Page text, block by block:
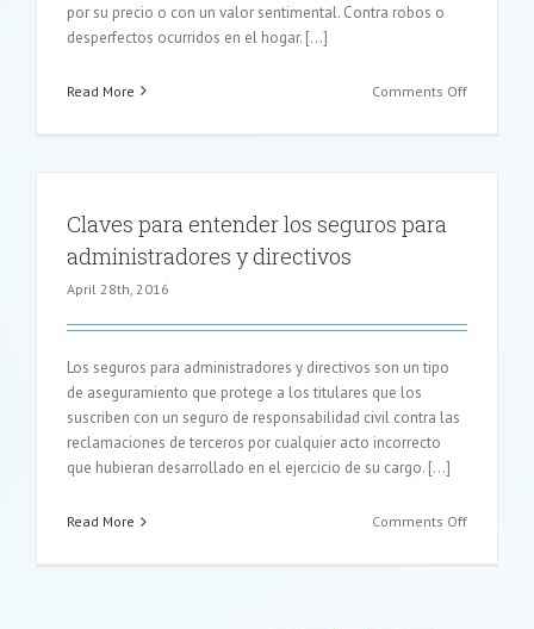
por su precio o con un valor sentimental. Contra robos o
desperfectos ocurridos en el hogar. […]
Read More Comments Offon
Claves para entender los seguros para
administradores y directivos
April 28th, 2016
Los seguros para administradores y directivos son un tipo
de aseguramiento que protege a los titulares que los
suscriben con un seguro de responsabilidad civil contra las
reclamaciones de terceros por cualquier acto incorrecto
que hubieran desarrollado en el ejercicio de su cargo. […]
Read More Comments Offon